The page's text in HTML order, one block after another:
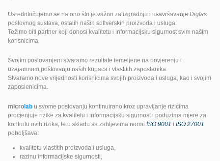
Usredotočujemo se na ono što je važno za izgradnju i usavršavanje Diglas
poslovnog sustava, ostalih naših softverskih proizvoda i usluga.
Težimo biti partner koji donosi kvalitetu i informacijsku sigurnost svim našim
korisnicima.
Svojim poslovanjem stvaramo rezultate temeljene na povjerenju i
uzajamnom poštovanju naših kupaca i vlastitih zaposlenika.
Stvaramo nove vrijednosti korisnicima svojih proizvoda i usluga, kao i svojim
zaposlenicima.
microlabu svome poslovanju kontinuirano kroz upravljanje rizicima
procjenjuje rizike za kvalitetu i informacijsku sigurnost i poduzima mjere za
kontrolu ovih rizika, te u skladu sa zahtjevima normi ISO 9001 i ISO 27001
poboljšava:
kvalitetu vlastitih proizvoda i usluga,
razinu informacijske sigurnosti,